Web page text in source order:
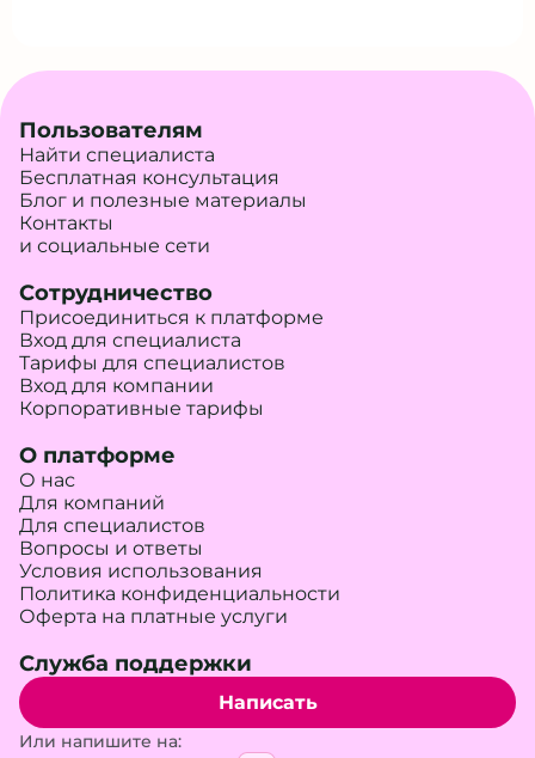
Пользователям
Найти специалиста
Бесплатная консультация
Блог и полезные материалы
Контакты
и социальные сети
Сотрудничество
Присоединиться к платформе
Вход для специалиста
Тарифы для специалистов
Вход для компании
Корпоративные тарифы
О платформе
О нас
Для компаний
Для специалистов
Вопросы и ответы
Условия использования
Политика конфиденциальности
Оферта на платные услуги
Служба поддержки
Написать
Или напишите на: